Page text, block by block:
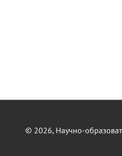
© 2026, Научно-